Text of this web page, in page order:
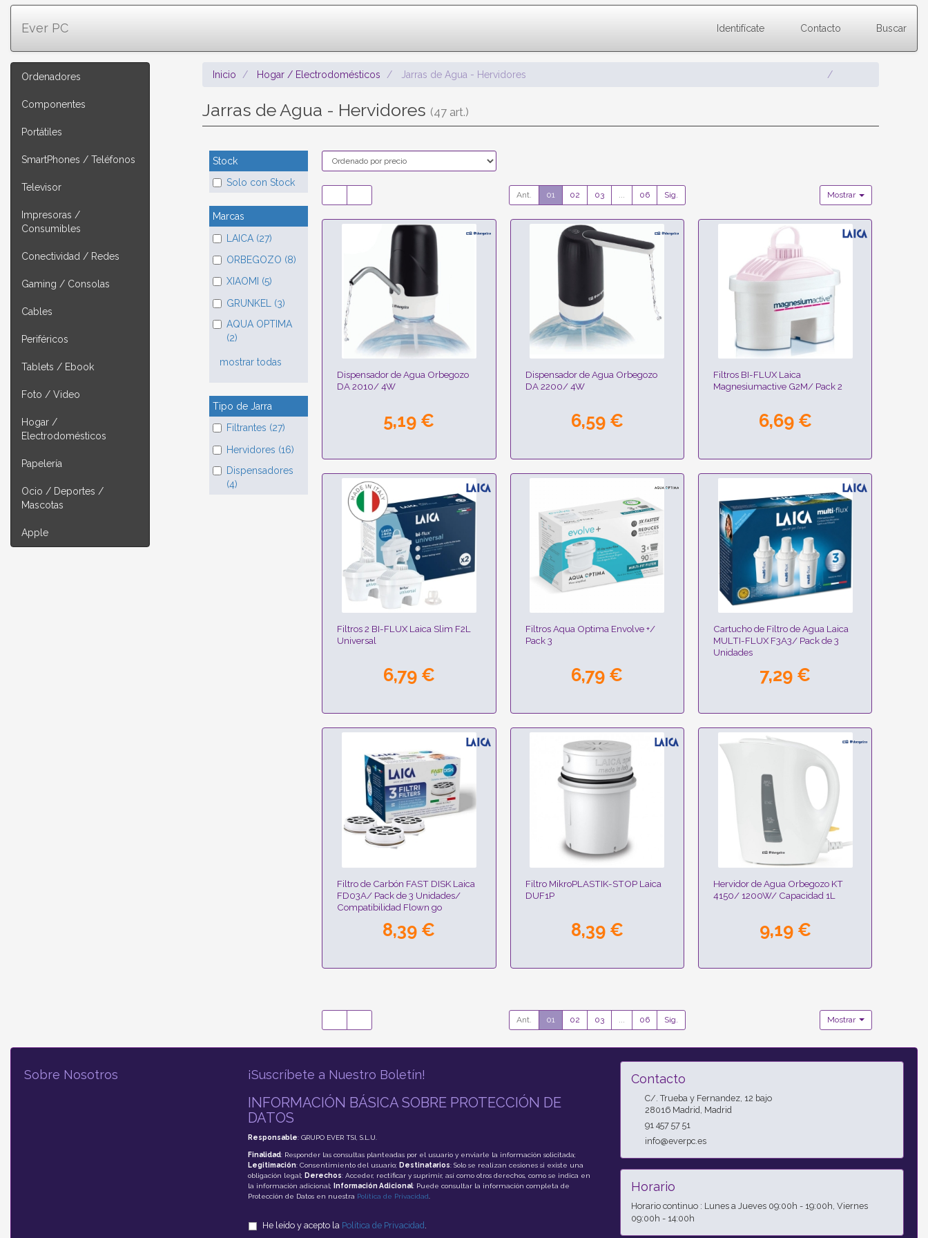
Ever PC Identifícate Contacto Buscar
Ordenadores
Componentes
Portátiles
SmartPhones / Teléfonos
Televisor
Impresoras /
Consumibles
Conectividad / Redes
Gaming / Consolas
Cables
Periféricos
Tablets / Ebook
Foto / Video
Hogar /
Electrodomésticos
Papelería
Ocio / Deportes /
Mascotas
Apple
Inicio Hogar / Electrodomésticos Jarras de Agua - Hervidores
Jarras de Agua - Hervidores (47 art.)
Stock
Solo con Stock
Marcas
LAICA (27)
ORBEGOZO (8)
XIAOMI (5)
GRUNKEL (3)
AQUA OPTIMA
(2)
mostrar todas
Tipo de Jarra
Filtrantes (27)
Hervidores (16)
Dispensadores
(4)
Ant. 01 02 03 ... 06 Sig. Mostrar
Dispensador de Agua Orbegozo
DA 2010/ 4W
5,19 €
Dispensador de Agua Orbegozo
DA 2200/ 4W
6,59 €
Filtros BI-FLUX Laica
Magnesiumactive G2M/ Pack 2
6,69 €
Filtros 2 BI-FLUX Laica Slim F2L
Universal
6,79 €
Filtros Aqua Optima Envolve +/
Pack 3
6,79 €
Cartucho de Filtro de Agua Laica
MULTI-FLUX F3A3/ Pack de 3
Unidades
7,29 €
Filtro de Carbón FAST DISK Laica
FD03A/ Pack de 3 Unidades/
Compatibilidad Flown go
8,39 €
Filtro MikroPLASTIK-STOP Laica
DUF1P
8,39 €
Hervidor de Agua Orbegozo KT
4150/ 1200W/ Capacidad 1L
9,19 €
Ant. 01 02 03 06 Sig. Mostrar
Sobre Nosotros ¡Suscríbete a Nuestro Boletín!
INFORMACIÓN BÁSICA SOBRE PROTECCIÓN DE
DATOS
Responsable: GRUPO EVER TSI, S.L.U.
Finalidad: Responder las consultas planteadas por el usuario y enviarle la información solicitada;
Legitimación: Consentimiento del usuario; Destinatarios: Solo se realizan cesiones si existe una
obligación legal; Derechos: Acceder, rectificar y suprimir, así como otros derechos, como se indica en
la información adicional;
Información Adicional: Puede consultar la información completa de
Protección de Datos en nuestra Política de Privacidad
He leído y acepto la Política de Privacidad
Contacto
C/. Trueba y Fernandez, 12 bajo
28016 Madrid Madrid
91 457 57 51
info@everpc.es
Horario
Horario continuo : Lunes a Jueves 09:00h - 19:00h, Viernes
09:00h - 14:00h